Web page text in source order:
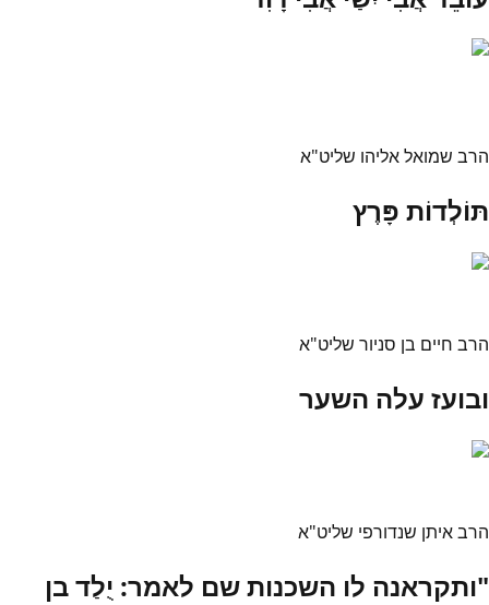
הרב שמואל אליהו שליט"א
תּוֹלְדוֹת פָּרֶץ
הרב חיים בן סניור שליט"א
ובועז עלה השער
הרב איתן שנדורפי שליט"א
"ותקראנה לו השכנות שם לאמר: יֻלַד בן